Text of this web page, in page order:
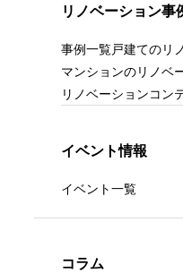
リノベーション事
事例一覧戸建てのリ
マンションのリノベ
リノベーションコン
イベント情報
イベント一覧
コラム